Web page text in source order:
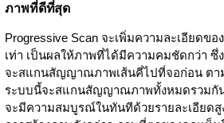
ภาพที่ดีที่สุด
Progressive Scan จะเพิ่มความละเอียดข
เท่า เป็นผลให้ภาพที่ได้มีความคมชัดกว่า ซึ่
จะสแกนสัญญาณภาพเส้นคี่ไปที่จอก่อน ต
ระบบนี้จะสแกนสัญญาณภาพทั้งหมดรวมกัน
จะมีความสมบูรณ์ในทันทีด้วยรายละเอียดสู